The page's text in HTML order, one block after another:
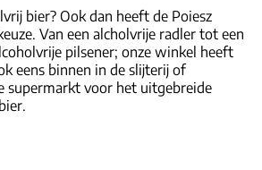
bier? Ook dan heeft de Poiesz
Van een alcholvrije radler tot een
pilsener; onze winkel heeft
eens binnen in de slijterij of
supermarkt voor het uitgebreide